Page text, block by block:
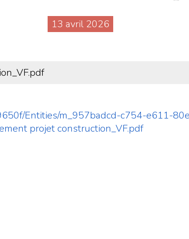
13 avril 2026
Entities/m_957badcd-c754-e611-
projet construction_VF.pdf